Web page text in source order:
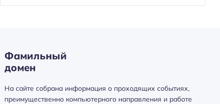
Фамильный
домен
На сайте собрана информация о проходящих событиях,
преимущественно компьютерного направления и работе
Н
а
й
т
и